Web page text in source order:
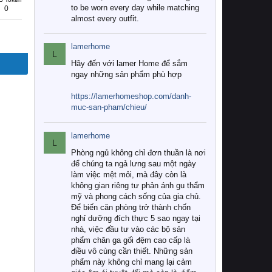
0
to be worn every day while matching
almost every outfit.
L
lamerhome
Hãy đến với lamer Home để sắm
ngay những sản phẩm phù hợp
https://lamerhomeshop.com/danh-
muc-san-pham/chieu/
L
lamerhome
Phòng ngủ không chỉ đơn thuần là nơi
để chúng ta ngả lưng sau một ngày
làm việc mệt mỏi, mà đây còn là
không gian riêng tư phản ánh gu thẩm
mỹ và phong cách sống của gia chủ.
Để biến căn phòng trở thành chốn
nghỉ dưỡng đích thực 5 sao ngay tại
nhà, việc đầu tư vào các bộ sản
phẩm chăn ga gối đệm cao cấp là
điều vô cùng cần thiết. Những sản
phẩm này không chỉ mang lại cảm